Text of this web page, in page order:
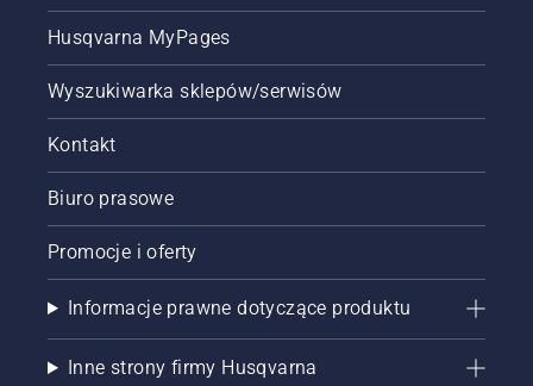
Husqvarna MyPages
Wyszukiwarka sklepów/serwisów
Kontakt
Biuro prasowe
Promocje i oferty
Informacje prawne dotyczące produktu
Inne strony firmy Husqvarna